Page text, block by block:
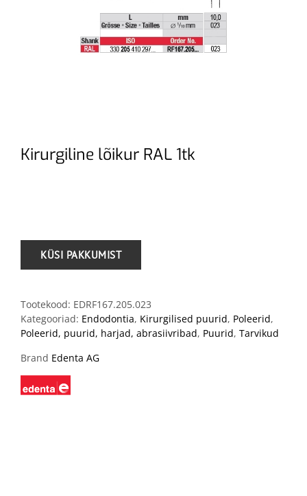
Kirurgiline lõikur RAL 1tk
Tootekood: EDRF167.205.023
Kategooriad: Endodontia, Kirurgilised puurid, Poleerid,
Poleerid, puurid, harjad, abrasiivribad, Puurid, Tarvikud
Brand Edenta AG